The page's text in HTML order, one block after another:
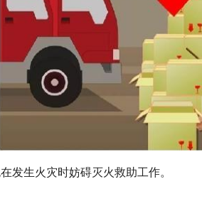
发生火灾时妨碍灭火救助工作。